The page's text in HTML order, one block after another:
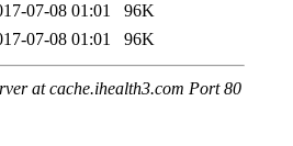
07-08 01:01
96K
07-08 01:01 96K
at cache.ihealth3.com Port 80